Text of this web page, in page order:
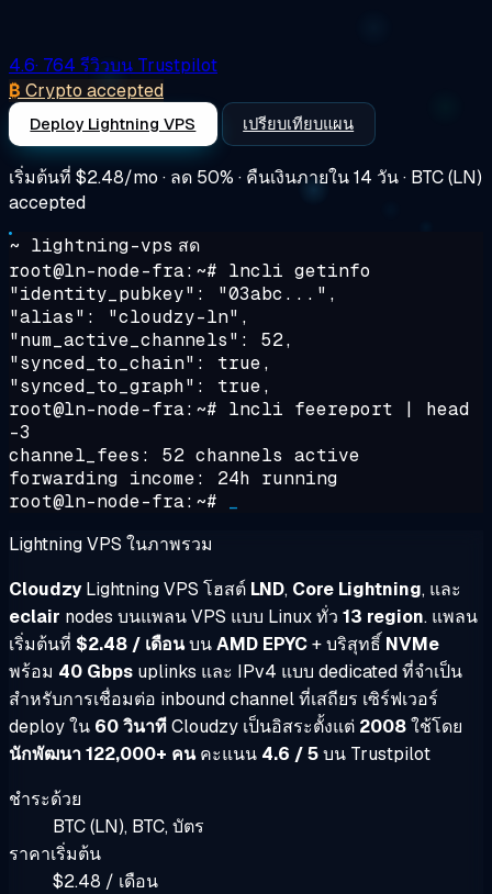
4.6· 764 รีวิวบน Trustpilot
₿ Crypto accepted
Deploy Lightning VPS เปรียบเทียบแผน
เริ่มต้นที่ $2.48/mo · ลด 50% · คืนเงินภายใน 14 วัน · BTC (LN)
accepted
~ lightning-vps สด
root@ln-node-fra:~# lncli getinfo
"identity_pubkey": "03abc...",
"alias": "cloudzy-ln",
"num_active_channels": 52,
"synced_to_chain": true,
"synced_to_graph": true,
root@ln-node-fra:~# lncli feereport | head
-3
channel_fees: 52 channels active
forwarding income: 24h running
root@ln-node-fra:~#
Lightning VPS ในภาพรวม
CloudzyLightning VPS โฮสต์ LND, Core Lightning, และ
eclair nodes บนแพลน VPS แบบ Linux ทั่ว 13 region. แพลน
เริ่มต้นที่ $2.48 / เดือนบนAMD EPYC+ บริสุทธิ์ NVMe
พร้อม 40 Gbps uplinks และ IPv4 แบบ dedicated ที่จำเป็น
สำหรับการเชื่อมต่อ inbound channel ที่เสถียร เซิร์ฟเวอร์
deploy ใน 60 วินาทีCloudzy เป็นอิสระตั้งแต่ 2008ใช้โดย
นักพัฒนา 122,000+ คนคะแนน 4.6 / 5บน Trustpilot
ชำระด้วย
BTC (LN), BTC, บัตร
ราคาเริ่มต้น
$2.48 / เดือน